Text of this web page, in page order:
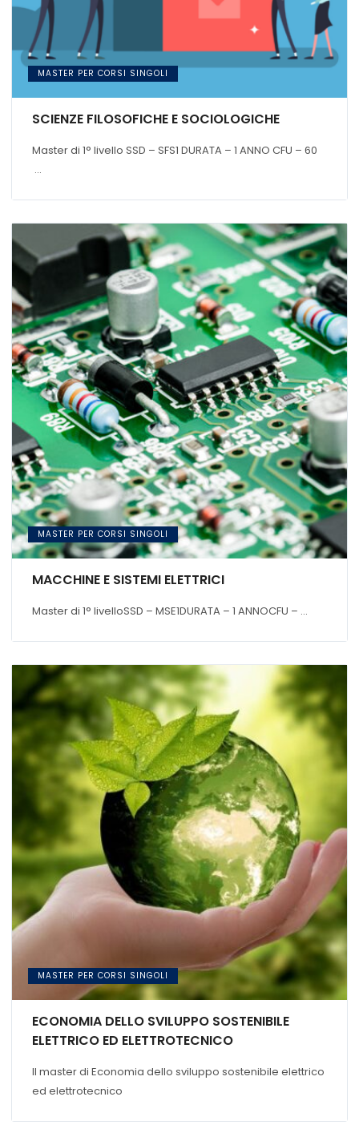
MASTER PER CORSI SINGOLI
SCIENZE FILOSOFICHE E SOCIOLOGICHE
Master di 1° livello SSD – SFS1 DURATA – 1 ANNO CFU – 60
...
MASTER PER CORSI SINGOLI
MACCHINE E SISTEMI ELETTRICI
Master di 1° livelloSSD – MSE1DURATA – 1 ANNOCFU – ...
MASTER PER CORSI SINGOLI
ECONOMIA DELLO SVILUPPO SOSTENIBILE
ELETTRICO ED ELETTROTECNICO
Il master di Economia dello sviluppo sostenibile elettrico
ed elettrotecnico